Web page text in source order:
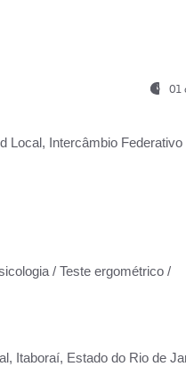
01
Local, Intercâmbio Federativo
/ Teste ergométrico /
Itaboraí, Estado do Rio de